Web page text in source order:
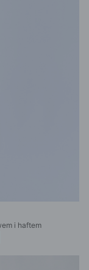
i haftem